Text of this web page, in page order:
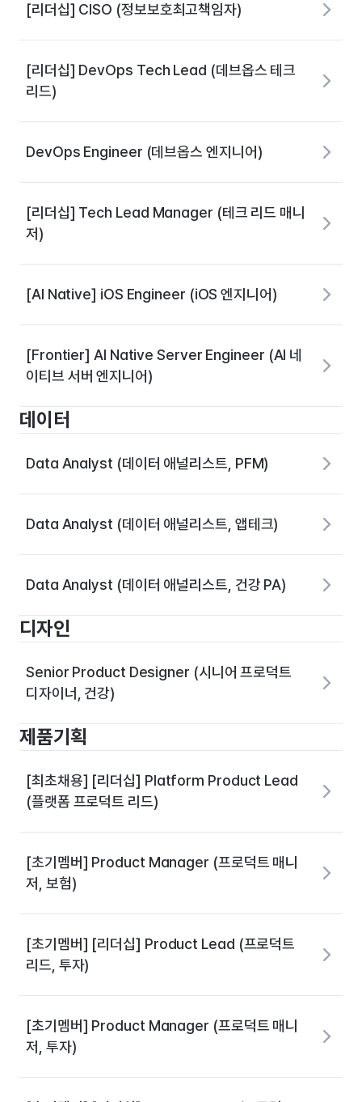
[리더십] CISO (정보보호최고책임자)
[리더십] DevOps Tech Lead (데브옵스 테크
리드)
DevOps Engineer (데브옵스 엔지니어)
[리더십] Tech Lead Manager (테크 리드 매니
저)
[AI Native] iOS Engineer (iOS 엔지니어)
[Frontier] AI Native Server Engineer (AI 네
이티브 서버 엔지니어)
데이터
Data Analyst (데이터 애널리스트, PFM)
Data Analyst (데이터 애널리스트, 앱테크)
Data Analyst (데이터 애널리스트, 건강 PA)
디자인
Senior Product Designer (시니어 프로덕트
디자이너, 건강)
제품기획
[최초채용] [리더십] Platform Product Lead
(플랫폼 프로덕트 리드)
[초기멤버] Product Manager (프로덕트 매니
저, 보험)
[초기멤버] [리더십] Product Lead (프로덕트
리드, 투자)
[초기멤버] Product Manager (프로덕트 매니
저, 투자)